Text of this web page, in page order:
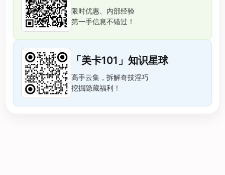
限时优惠、内部经验
第一手信息不错过！
「美卡101」知识星球
高手云集，拆解奇技淫巧
挖掘隐藏福利！